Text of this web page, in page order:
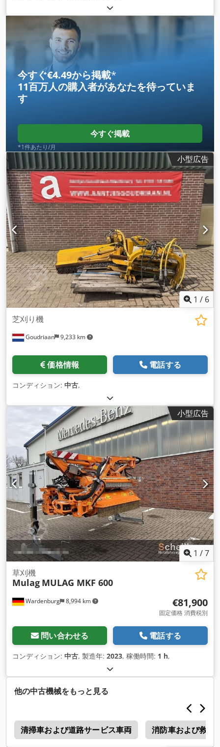
今すぐ€4.49から掲載*
11百万人の購入者があなたを待っていま
す
今すぐ掲載
*1件あたり/月
小型広告
1 / 6
Goudriaan 9,233 km
芝刈り機
価格情報 電話する
コンディション: 中古,
小型広告
1 /7
Wardenburg 8,994 km
草刈機
Mulag MULAG MKF 600
€81,900
固定価格 消費税別
問い合わせる 電話する
コンディション: 中古, 製造年: 2023, 稼働時間: 1 h,
他の中古機械をもっと見る
清掃車および道路サービス車両 消防車および救急